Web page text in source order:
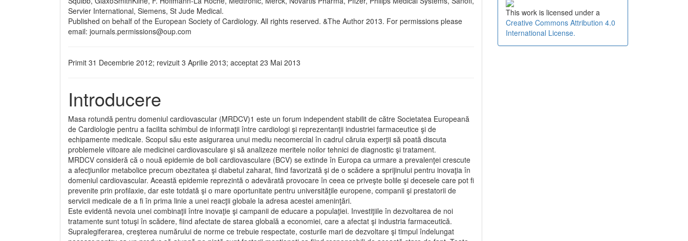
Servier International, Siemens, St Jude Medical.
Published on behalf of the European Society of Cardiology. All rights reserved. &The Author 2013. For permissions please
email: journals.permissions@oup.com
Primit 31 Decembrie 2012; revizuit 3 Aprilie 2013; acceptat 23 Mai 2013
Introducere
Masa rotundă pentru domeniul cardiovascular (MRDCV)1 este un forum independent stabilit de către Societatea Europeană
de Cardiologie pentru a facilita schimbul de informaţii între cardiologi şi reprezentanţii industriei farmaceutice şi de
echipamente medicale. Scopul său este asigurarea unui mediu necomercial în cadrul căruia experţii să poată discuta
problemele viitoare ale medicinei cardiovasculare şi să analizeze meritele noilor tehnici de diagnostic şi tratament.
MRDCV consideră că o nouă epidemie de boli car­dio­vasculare (BCV) se extinde în Europa ca urmare a pre­valenţei crescute
a afecţiunilor metabolice precum obe­zitatea şi diabetul zaharat, fiind favorizată şi de o scădere a sprijinului pentru inovaţia în
domeniul cardiovascular. Această epidemie reprezintă o adevărată provocare în ceea ce priveşte bolile şi decesele care pot fi
prevenite prin profilaxie, dar este totdată şi o mare oportunitate pentru universităţile europene, companii şi prestatorii de
servicii medicale de a fi în prima linie a unei reacţii globale la adresa acestei ameninţări.
Este evidentă nevoia unei combinaţii între inovaţie şi campanii de educare a populaţiei. Investiţiile în dezvoltarea de noi
tratamente sunt totuşi în scădere, fiind afectate de starea globală a economiei, care a afectat şi industria farmaceutică.
Supralegiferarea, creşterea numărului de norme ce trebuie respectate, costurile mari de dezvoltare şi timpul îndelungat
This work is licensed under a
Creative Commons Attribution 4.0
International License.